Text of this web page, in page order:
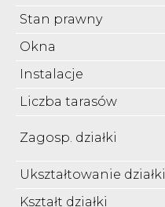
Stan prawny
Okna
Instalacje
Liczba tarasów
Zagosp. działki
Ukształtowanie działki
Kształt działki